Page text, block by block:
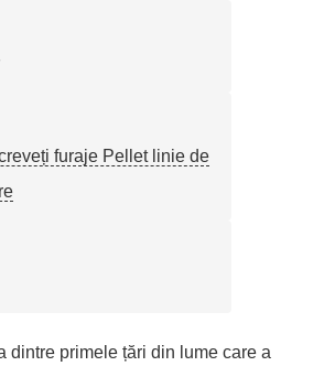
furaje Pellet linie de
dintre primele țări din lume care a